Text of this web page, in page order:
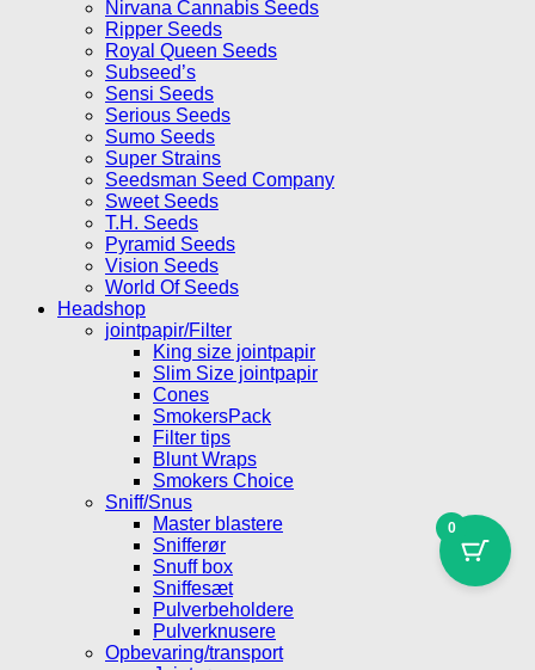
Nirvana Cannabis Seeds
Ripper Seeds
Royal Queen Seeds
Subseed’s
Sensi Seeds
Serious Seeds
Sumo Seeds
Super Strains
Seedsman Seed Company
Sweet Seeds
T.H. Seeds
Pyramid Seeds
Vision Seeds
World Of Seeds
Headshop
jointpapir/Filter
King size jointpapir
Slim Size jointpapir
Cones
SmokersPack
Filter tips
Blunt Wraps
Smokers Choice
Sniff/Snus
Master blastere
Snifferør
Snuff box
Sniffesæt
Pulverbeholdere
Pulverknusere
Opbevaring/transport
0